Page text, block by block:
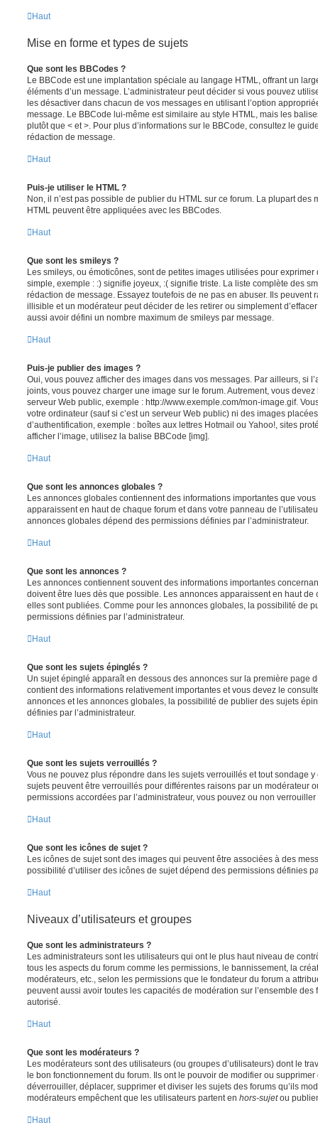
Haut
Mise en forme et types de sujets
Que sont les BBCodes ?
Le BBCode est une implantation spéciale au langage HTML, offrant un
éléments d’un message. L’administrateur peut décider si vous pouvez
les désactiver dans chacun de vos messages en utilisant l’option
message. Le BBCode lui-même est similaire au style HTML, mais les
plutôt que < et >. Pour plus d’informations sur le BBCode, consultez le
rédaction de message.
Haut
Puis-je utiliser le HTML ?
Non, il n’est pas possible de publier du HTML sur ce forum. La plupart des
HTML peuvent être appliquées avec les BBCodes.
Haut
Que sont les smileys ?
Les smileys, ou émoticônes, sont de petites images utilisées pour
simple, exemple : :) signifie joyeux, :( signifie triste. La liste complète des
rédaction de message. Essayez toutefois de ne pas en abuser. Ils peuvent
illisible et un modérateur peut décider de les retirer ou simplement
aussi avoir défini un nombre maximum de smileys par message.
Haut
Puis-je publier des images ?
Oui, vous pouvez afficher des images dans vos messages. Par ailleurs, si
joints, vous pouvez charger une image sur le forum. Autrement, vous
serveur Web public, exemple : http://www.exemple.com/mon-image.gif.
votre ordinateur (sauf si c’est un serveur Web public) ni des images
d’authentification, exemple : boîtes aux lettres Hotmail ou Yahoo!, sites
afficher l’image, utilisez la balise BBCode [img].
Haut
Que sont les annonces globales ?
Les annonces globales contiennent des informations importantes que
apparaissent en haut de chaque forum et dans votre panneau de
annonces globales dépend des permissions définies par l’administrateur.
Haut
Que sont les annonces ?
Les annonces contiennent souvent des informations importantes
doivent être lues dès que possible. Les annonces apparaissent en haut
elles sont publiées. Comme pour les annonces globales, la possibilité de
permissions définies par l’administrateur.
Haut
Que sont les sujets épinglés ?
Un sujet épinglé apparaît en dessous des annonces sur la première page
contient des informations relativement importantes et vous devez le
annonces et les annonces globales, la possibilité de publier des sujets
définies par l’administrateur.
Haut
Que sont les sujets verrouillés ?
Vous ne pouvez plus répondre dans les sujets verrouillés et tout sondage
sujets peuvent être verrouillés pour différentes raisons par un modérateur
permissions accordées par l’administrateur, vous pouvez ou non
Haut
Que sont les icônes de sujet ?
Les icônes de sujet sont des images qui peuvent être associées à des
possibilité d’utiliser des icônes de sujet dépend des permissions définies
Haut
Niveaux d’utilisateurs et groupes
Que sont les administrateurs ?
Les administrateurs sont les utilisateurs qui ont le plus haut niveau de
tous les aspects du forum comme les permissions, le bannissement, la
modérateurs, etc., selon les permissions que le fondateur du forum a
peuvent aussi avoir toutes les capacités de modération sur l’ensemble
autorisé.
Haut
Que sont les modérateurs ?
Les modérateurs sont des utilisateurs (ou groupes d’utilisateurs) dont le
le bon fonctionnement du forum. Ils ont le pouvoir de modifier ou
déverrouiller, déplacer, supprimer et diviser les sujets des forums qu’ils
modérateurs empêchent que les utilisateurs partent en hors-sujetou
Haut